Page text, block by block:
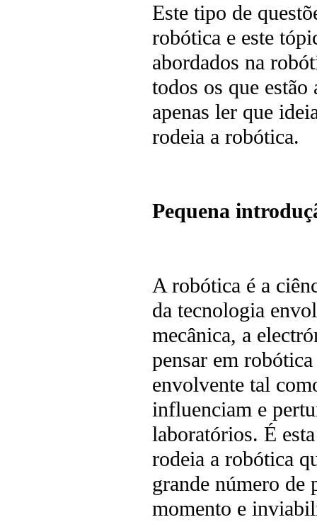
Este tipo de
robótica e este
abordados na
todos os que estão
apenas ler que
rodeia a robótica.
Pequena
A robótica é a
da tecnologia
mecânica, a
pensar em
envolvente tal
influenciam e
laboratórios. É
rodeia a robótica
grande número de
momento e